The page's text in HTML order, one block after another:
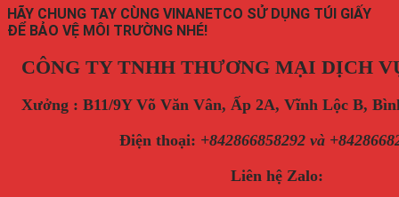
HÃY CHUNG TAY CÙNG VINANETCO SỬ DỤNG TÚI GIẤY
ĐỂ BẢO VỆ MÔI TRƯỜNG NHÉ!
CÔNG TY TNHH THƯƠNG MẠI DỊCH
Xưởng : B11/9Y Võ Văn Vân, Ấp 2A, Vĩnh Lộc B,
Điện thoại: +842866858292 và
Liên hệ Zalo: